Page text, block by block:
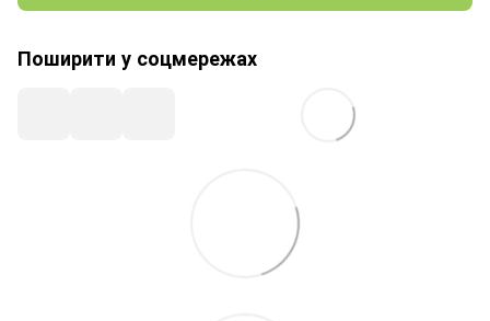
Поширити у соцмережах